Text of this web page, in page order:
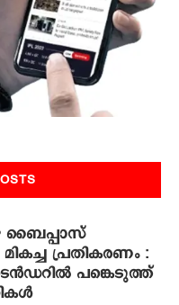
ബൈപ്പാസ്
പ്രതികരണം :
പങ്കെടുത്ത്